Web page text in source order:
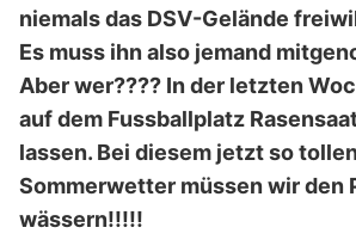
niemals das DSV-Gelände
Es muss ihn also jemand
Aber wer???? In der letzten
auf dem Fussballplatz
lassen. Bei diesem jetzt so
Sommerwetter müssen wir den
wässern!!!!!